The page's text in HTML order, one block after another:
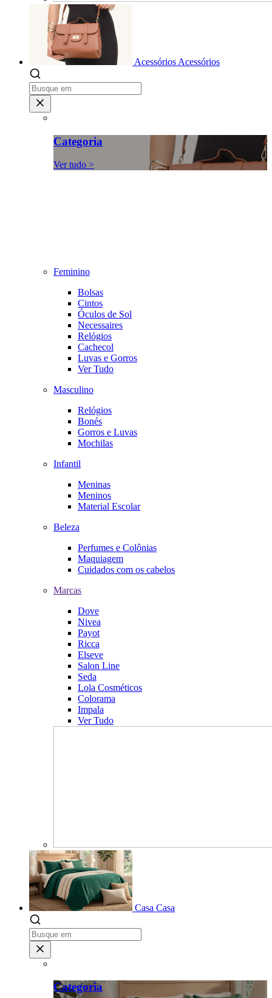
Acessórios Acessórios
Categoria
Ver tudo >
Feminino
Bolsas
Cintos
Óculos de Sol
Necessaires
Relógios
Cachecol
Luvas e Gorros
Ver Tudo
Masculino
Relógios
Bonés
Gorros e Luvas
Mochilas
Infantil
Meninas
Meninos
Material Escolar
Beleza
Perfumes e Colônias
Maquiagem
Cuidados com os cabelos
Marcas
Dove
Nivea
Payot
Ricca
Elseve
Salon Line
Seda
Lola Cosméticos
Colorama
Impala
Ver Tudo
Casa Casa
Categoria